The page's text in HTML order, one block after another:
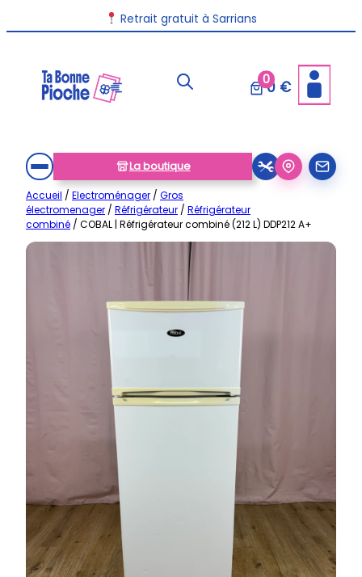
au
Retrait gratuit à Sarrians
Livraison disponible dans toute la France
00 €
La boutique
Accueil / Electroménager / Gros
électromenager / Réfrigérateur / Réfrigérateur
combiné / COBAL | Réfrigérateur combiné (212 L) DDP212 A+